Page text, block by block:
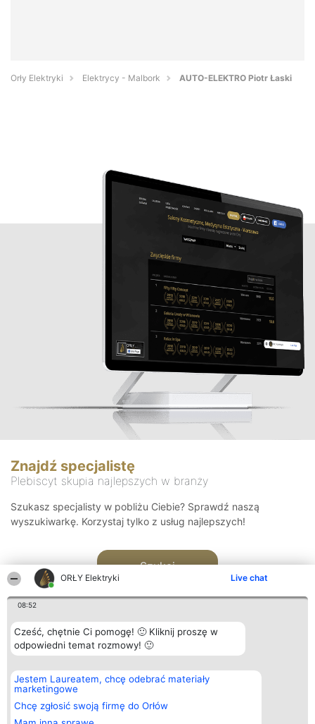
ORŁY Elektryki Live chat
08:52
Cześć, chętnie Ci pomogę! 🙂 Kliknij proszę w
odpowiedni temat rozmowy! 🙂
Jestem Laureatem, chcę odebrać materiały
marketingowe
Chcę zgłosić swoją firmę do Orłów
Orły Elektryki Elektrycy - Malbork AUTO-ELEKTRO Piotr Łaski
Znajdź specjalistę
Plebiscyt skupia najlepszych w branży
Szukasz specjalisty w pobliżu Ciebie? Sprawdź naszą
wyszukiwarkę. Korzystaj tylko z usług najlepszych!
Szukaj
Organizator plebiscytu
Bright Side Solutions sp. z o.
o. sp. k.
ul. Ruska 22
Wrocław 50-079
KRS 0000749100 | Regon
Plebiscyt
Laureaci
wszystkich
Laureatów
Kontakt
Kontakt